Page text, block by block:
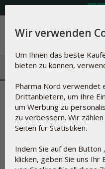
Menü
und
Wir verwenden
Um Ihnen das beste
bieten zu können,
Pharma Nord verwendet
Drittanbietern, um Ihre
um Werbung zu
zu verbessern. Wir
Seiten für Statistiken.
Indem Sie auf den Button
klicken, geben Sie uns